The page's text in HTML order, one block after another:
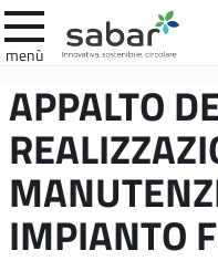
menù
nel
sito
APPALTO
IMPIANTO